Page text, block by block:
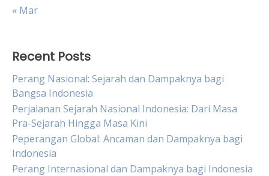
« Mar
Recent Posts
Perang Nasional: Sejarah dan Dampaknya bagi
Bangsa Indonesia
Perjalanan Sejarah Nasional Indonesia: Dari Masa
Pra-Sejarah Hingga Masa Kini
Peperangan Global: Ancaman dan Dampaknya bagi
Indonesia
Perang Internasional dan Dampaknya bagi Indonesia